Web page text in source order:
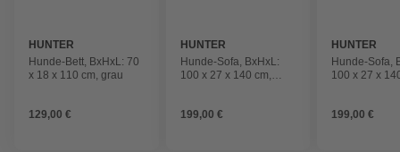
HUNTER
Hunde-Bett, BxHxL: 70
x 18 x 110 cm, grau
129,00 €
HUNTER
Hunde-Sofa, BxHxL:
100 x 27 x 140 cm,
199,00 €
HUNTER
Hunde-Sofa,
100 x 27 x
199,00 €